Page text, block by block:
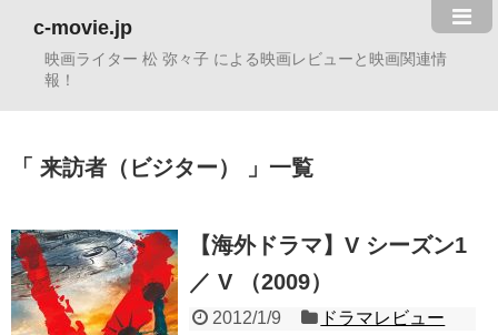
c-movie.jp
映画ライター 松 弥々子 による映画レビューと映画関連情
報！
来訪者（ビジター） 一覧
【海外ドラマ】V シーズン1
／ V （2009）
2012/1/9
ドラマレビュー